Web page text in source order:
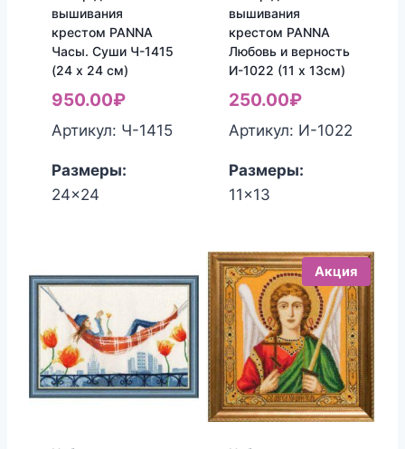
вышивания
крестом PANNA
Часы. Суши Ч-1415
(24 x 24 см)
950.00₽
Артикул: Ч-1415
Размеры:
24x24
вышивания
крестом PANNA
Любовь и верность
И-1022 (11 х 13см)
250.00₽
Артикул: И-1022
Размеры:
11x13
Акция